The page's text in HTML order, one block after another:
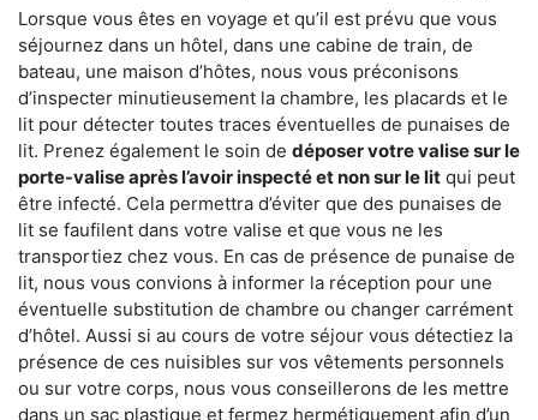
Lorsque vous êtes en voyage et qu’il est prévu que vous
séjournez dans un hôtel, dans une cabine de train, de
bateau, une maison d’hôtes, nous vous préconisons
d’inspecter minutieusement la chambre, les placards et le
lit pour détecter toutes traces éventuelles de punaises de
lit. Prenez également le soin de déposer votre valise sur le
porte-valise après l’avoir inspecté et non sur le lit qui peut
être infecté. Cela permettra d’éviter que des punaises de
lit se faufilent dans votre valise et que vous ne les
transportiez chez vous. En cas de présence de punaise de
lit, nous vous convions à informer la réception pour une
éventuelle substitution de chambre ou changer carrément
d’hôtel. Aussi si au cours de votre séjour vous détectiez la
présence de ces nuisibles sur vos vêtements personnels
ou sur votre corps, nous vous conseillerons de les mettre
dans un sac plastique et fermez hermétiquement afin d’un